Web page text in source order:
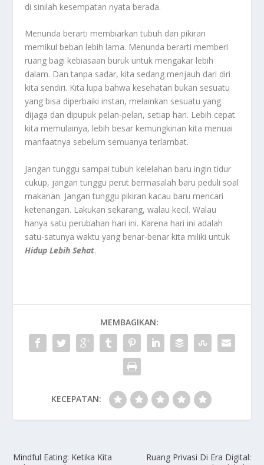
di sinilah kesempatan nyata berada.
Menunda berarti membiarkan tubuh dan pikiran
memikul beban lebih lama. Menunda berarti memberi
ruang bagi kebiasaan buruk untuk mengakar lebih
dalam. Dan tanpa sadar, kita sedang menjauh dari diri
kita sendiri. Kita lupa bahwa kesehatan bukan sesuatu
yang bisa diperbaiki instan, melainkan sesuatu yang
dijaga dan dipupuk pelan-pelan, setiap hari. Lebih cepat
kita memulainya, lebih besar kemungkinan kita menuai
manfaatnya sebelum semuanya terlambat.
Jangan tunggu sampai tubuh kelelahan baru ingin tidur
cukup, jangan tunggu perut bermasalah baru peduli soal
makanan. Jangan tunggu pikiran kacau baru mencari
ketenangan. Lakukan sekarang, walau kecil. Walau
hanya satu perubahan hari ini. Karena hari ini adalah
satu-satunya waktu yang benar-benar kita miliki untuk
Hidup Lebih Sehat.
MEMBAGIKAN:
KECEPATAN:
Mindful Eating: Ketika Kita
Ruang Privasi Di Era Digital: